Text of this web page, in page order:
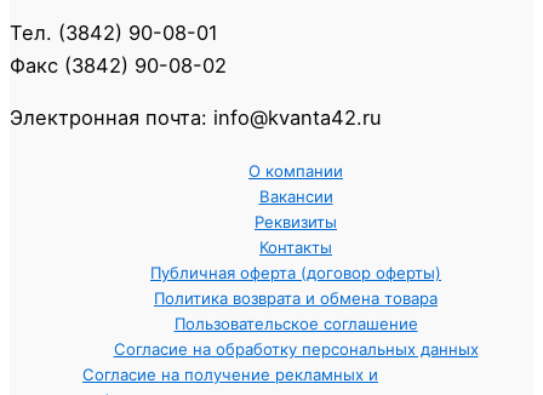
Тел. (3842) 90-08-01
Факс (3842) 90-08-02
Электронная почта: info@kvanta42.ru
О компании
Вакансии
Реквизиты
Контакты
Публичная оферта (договор оферты)
Политика возврата и обмена товара
Пользовательское соглашение
Согласие на обработку персональных данных
Согласие на получение рекламных и